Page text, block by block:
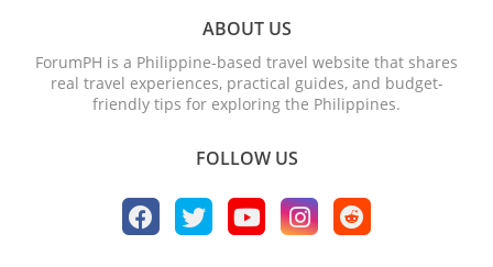
ABOUT US
ForumPH is a Philippine-based travel website that shares
real travel experiences, practical guides, and budget-
friendly tips for exploring the Philippines.
FOLLOW US